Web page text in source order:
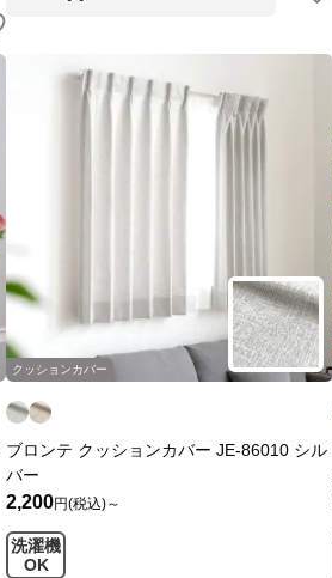
クッションカバー
ブロンテ クッションカバー JE-86010 シル
バー
2,200円(税込)～
洗濯機
OK